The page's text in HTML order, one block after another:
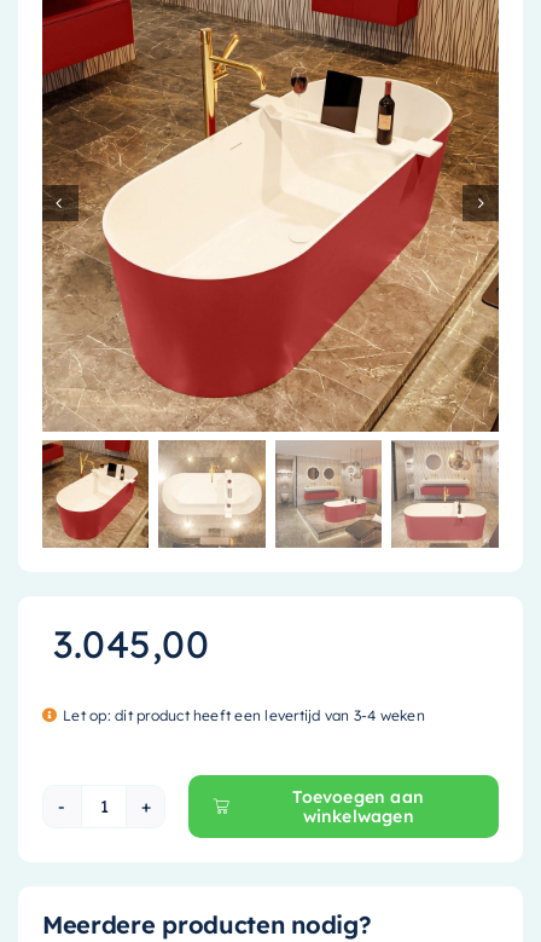
Radiatoren
Accessoires
Installatiemateriaal
Klimaatbeheersing
PVC
Tegels
3.045,00
Let op: dit product heeft een levertijd van 3-4 weken
Mondiaz Vrijstaand bad Noble - 180x75cm -
Toevoegen aan
winkelwagen
Meerdere producten nodig?